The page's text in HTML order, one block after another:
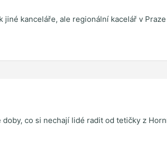
kanceláře, ale regionální kacelář v
co si nechají lidé radit od tetičky z